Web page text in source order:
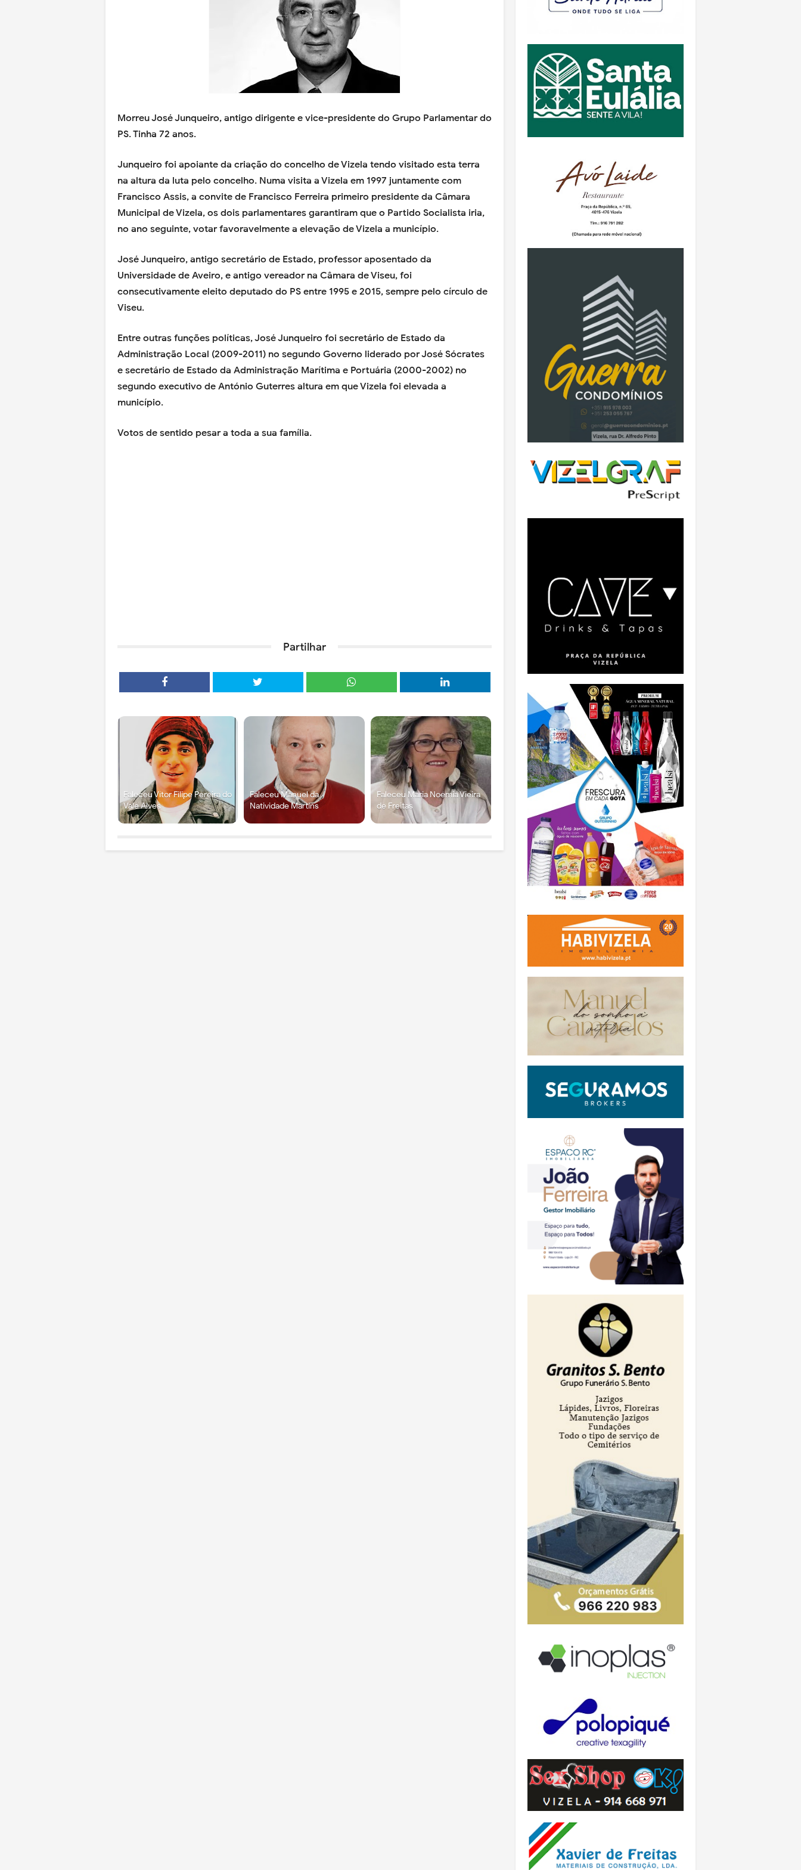
Morreu José Junqueiro, antigo dirigente e vice-presidente do Grupo Parlamentar do
PS. Tinha 72 anos.
Junqueiro foi apoiante da criação do concelho de Vizela tendo visitado esta terra
na altura da luta pelo concelho. Numa visita a Vizela em 1997 juntamente com
Francisco Assis, a convite de Francisco Ferreira primeiro presidente da Câmara
Municipal de Vizela, os dois parlamentares garantiram que o Partido Socialista iria,
no ano seguinte, votar favoravelmente a elevação de Vizela a município.
José Junqueiro, antigo secretário de Estado, professor aposentado da
Universidade de Aveiro, e antigo vereador na Câmara de Viseu, foi
consecutivamente eleito deputado do PS entre 1995 e 2015, sempre pelo círculo de
Viseu.
Entre outras funções políticas, José Junqueiro foi secretário de Estado da
Administração Local (2009-2011) no segundo Governo liderado por José Sócrates
e secretário de Estado da Administração Marítima e Portuária (2000-2002) no
segundo executivo de António Guterres altura em que Vizela foi elevada a
município.
Votos de sentido pesar a toda a sua família.
Partilhar
Faleceu Vítor Filipe Pereira do
Vale Alves
Faleceu Manuel da
Natividade Martins
Faleceu Maria Noémia Vieira
de Freitas